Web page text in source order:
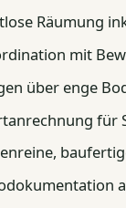
Räumung
mit
über enge
für